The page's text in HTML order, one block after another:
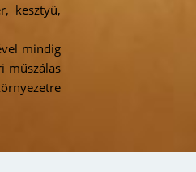
kesztyű,
mindig
műszálas